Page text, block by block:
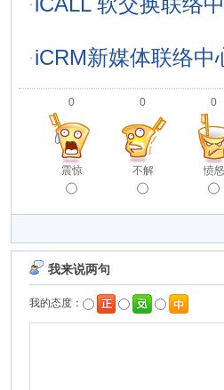
·iCRM新媒体联络中
0
震惊
0
不解
0
愤怒